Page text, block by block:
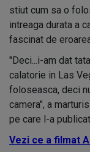
stiut cum sa o
intreaga durata a
fascinat de
"Deci...i-am dat
calatorie in Las
foloseasca, deci
camera", a
pe care l-a
Vezi ce a filmat